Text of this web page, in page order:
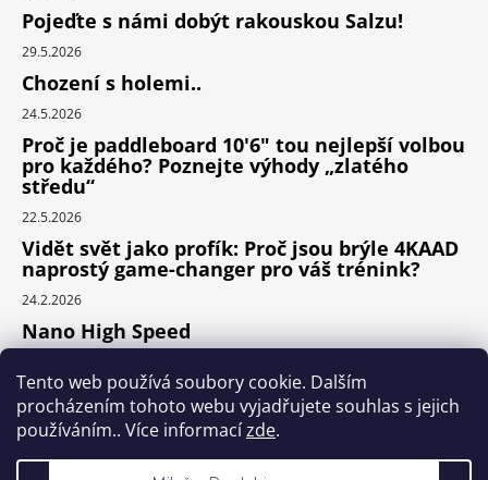
Tento web používá soubory cookie. Dalším
procházením tohoto webu vyjadřujete souhlas s jejich
používáním.. Více informacízde.
Pojeďte s námi dobýt rakouskou Salzu!
29.5.2026
Chození s holemi..
24.5.2026
Proč je paddleboard 10'6" tou nejlepší volbou
pro každého? Poznejte výhody „zlatého
středu“
22.5.2026
Vidět svět jako profík: Proč jsou brýle 4KAAD
naprostý game-changer pro váš trénink?
24.2.2026
Nano High Speed
Nejlepší cyklodoplňky v porovnání cena /
výkon